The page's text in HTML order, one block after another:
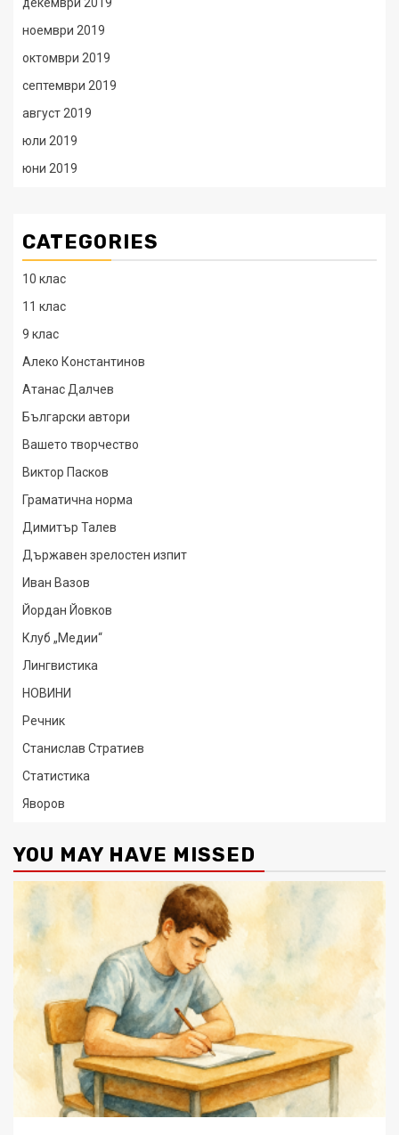
ноември 2019
октомври 2019
септември 2019
август 2019
юли 2019
юни 2019
CATEGORIES
10 клас
11 клас
9 клас
Алеко Константинов
Атанас Далчев
Български автори
Вашето творчество
Виктор Пасков
Граматична норма
Димитър Талев
Държавен зрелостен изпит
Иван Вазов
Йордан Йовков
Клуб „Медии“
Лингвистика
НОВИНИ
Речник
Станислав Стратиев
Статистика
Яворов
YOU MAY HAVE MISSED